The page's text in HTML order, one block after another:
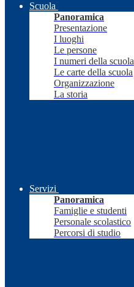
Scuola
Panoramica
Presentazione
I luoghi
Le persone
I numeri della scuola
Le carte della scuola
Organizzazione
La storia
Servizi
Panoramica
Famiglie e studenti
Personale scolastico
Percorsi di studio